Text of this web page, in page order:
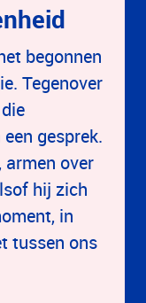
begonnen
Tegenover
gesprek.
armen over
hij zich
in
tussen ons